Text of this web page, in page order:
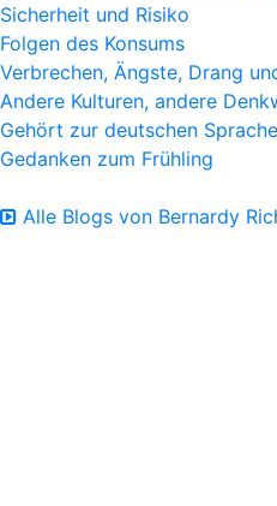
Sicherheit und Risiko
Folgen des Konsums
Verbrechen, Ängste, Drang
Andere Kulturen, andere
Gehört zur deutschen
Gedanken zum Frühling
Alle Blogs von Bernardy